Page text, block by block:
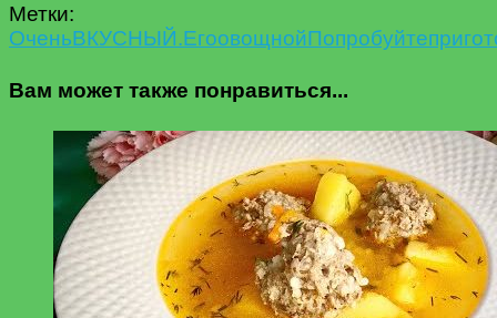
Метки:
OченьВКУСНЫЙ.ЕгоовощнойПопробуйте
Вам может также понравиться...